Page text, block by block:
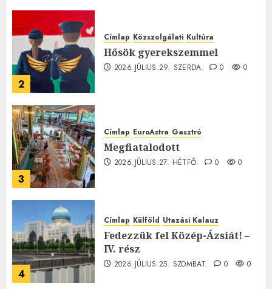
2
Címlap Közszolgálati Kultúra
Hősök gyerekszemmel
2026.JÚLIUS.29. SZERDA. 0 0
3
Címlap EuroAstra Gasztró
Megfiatalodott
2026.JÚLIUS.27. HÉTFŐ. 0 0
4
Címlap Külföld Utazási Kalauz
Fedezzük fel Közép-Ázsiát! –
IV. rész
2026.JÚLIUS.25. SZOMBAT. 0 0